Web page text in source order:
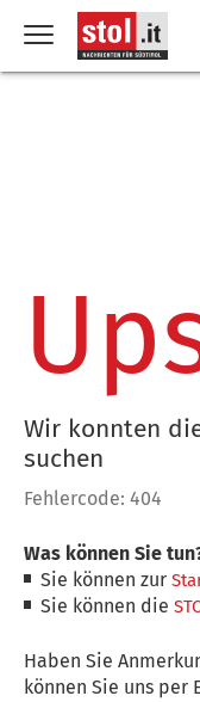
Wir konnten
suchen
Fehlercode: 404
Was können Sie
Sie können zur
Sie können die
Haben Sie
können Sie uns per